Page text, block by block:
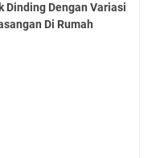
Dinding Dengan Variasi
Di Rumah